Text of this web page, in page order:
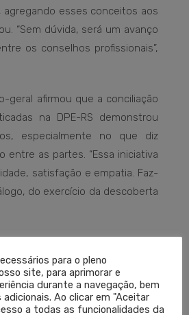
agregando esses conceitos aos
“Sem dúvida, será um avanço
os conselhos profissionais”,
geral afirmou que a conciliação
na DPE-RS demonstrou
especialmente no que diz
entre as partes. “Essa iniciativa
satisfação e empatia. Faz-
do exercício da descoberta
Cremers foram conhecer a
de Conciliação da DPE-
discutidas formas de parceria
para o pleno
site, para aprimorar e
durante a navegação, bem
Ao clicar em "Aceitar
a todas as funcionalidades da